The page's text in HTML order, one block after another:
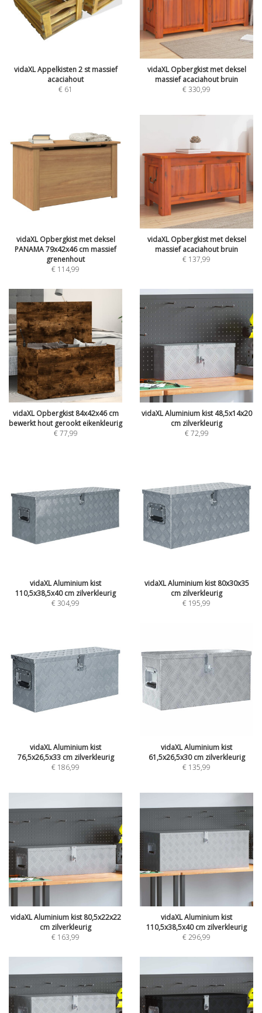
vidaXL Appelkisten 2 st massief
acaciahout
€ 61
vidaXL Opbergkist met deksel
massief acaciahout bruin
€330,99
vidaXL Opbergkist met deksel
PANAMA 79x42x46 cm massief
grenenhout
€ 114,99
vidaXL Opbergkist met deksel
massief acaciahout bruin
€ 137,99
vidaXL Opbergkist 84x42x46 cm
bewerkt hout gerookt eikenkleurig
€77,99
vidaXL Aluminium kist 48,5x14x20
cm zilverkleurig
€72,99
vidaXL Aluminium kist
110,5x38,5x40 cm zilverkleurig
€304,99
vidaXL Aluminium kist 80x30x35
cm zilverkleurig
€ 195,99
vidaXL Aluminium kist
76,5x26,5x33 cm zilverkleurig
€ 186,99
vidaXL Aluminium kist
61,5x26,5x30 cm zilverkleurig
€ 135,99
vidaXL Aluminium kist 80,5x22x22
cm zilverkleurig
€ 163,99
vidaXL Aluminium kist
110,5x38,5x40 cm zilverkleurig
€296,99